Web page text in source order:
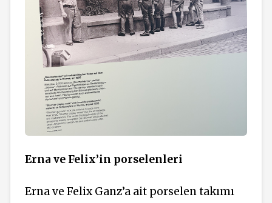
Erna ve Felix’in porselenleri
Erna ve Felix Ganz’a ait porselen takımı